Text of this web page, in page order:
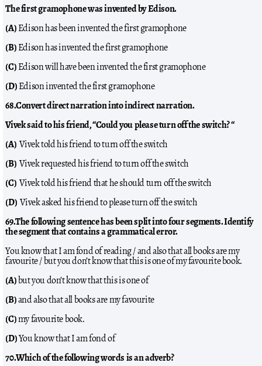
The first gramophone was invented by Edison.
(A)Edison has been invented the first gramophone
(B)Edison has invented the first gramophone
(C)Edison will have been invented the first gramophone
(D)Edison invented the first gramophone
68.Convert direct narration into indirect narration.
Vivek said to his friend, “Could you please turn off the switch? “
(A) Vivek told his friend to turn off the switch
(B) Vivek requested his friend to turn off the switch
(C) Vivek told his friend that he should turn off the switch
(D) Vivek asked his friend to please turn off the switch
69.The following sentence has been split into four segments. Identify
the segment that contains a grammatical error.
You know that I am fond of reading / and also that all books are my
favourite / but you don’t know that this is one of my favourite book.
(A)but you don’t know that this is one of
(B)and also that all books are my favourite
(C)my favourite book.
(D)You know that I am fond of
70.Which of the following words is an adverb?